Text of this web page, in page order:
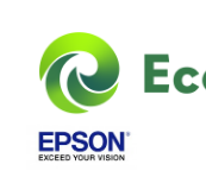
Sobre Nós